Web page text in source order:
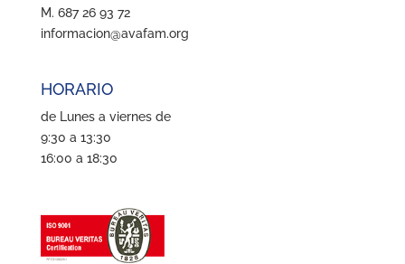
M. 687 26 93 72
informacion@avafam.org
HORARIO
de Lunes a viernes de
9:30 a 13:30
16:00 a 18:30